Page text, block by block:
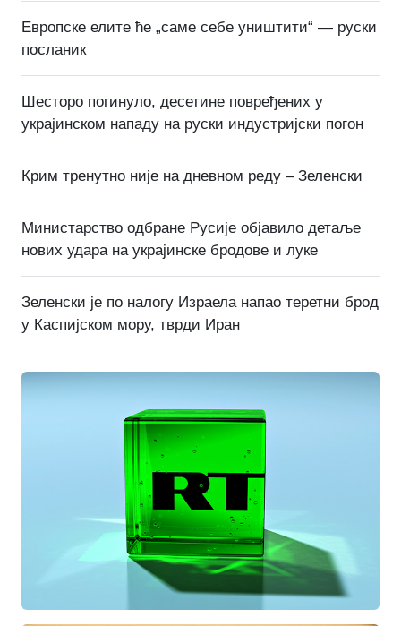
Европске елите ће „саме себе уништити“ — руски
посланик
Шесторо погинуло, десетине повређених у
украјинском нападу на руски индустријски погон
Крим тренутно није на дневном реду – Зеленски
Министарство одбране Русије објавило детаље
нових удара на украјинске бродове и луке
Зеленски је по налогу Израела напао теретни брод
у Каспијском мору, тврди Иран